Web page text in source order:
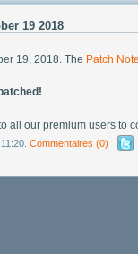
19 2018
19, 2018. The Patch
all our premium users to
Commentaires (0)